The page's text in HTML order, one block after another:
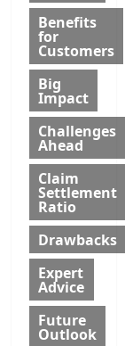
Benefits
for
Customers
Big
Impact
Challenges
Ahead
Claim
Settlement
Ratio
Drawbacks
Expert
Advice
Future
Outlook